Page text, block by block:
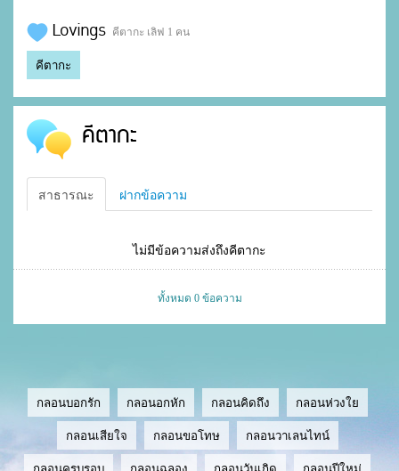
Lovings คีตากะ เลิฟ 1 คน
คีตากะ
คีตากะ
สาธารณะ ฝากข้อความ
ไม่มีข้อความส่งถึงคีตากะ
ทั้งหมด 0 ข้อความ
กลอนบอกรัก กลอนอกหัก กลอนคิดถึง กลอนห่วงใย
กลอนเสียใจ กลอนขอโทษ กลอนวาเลนไทน์